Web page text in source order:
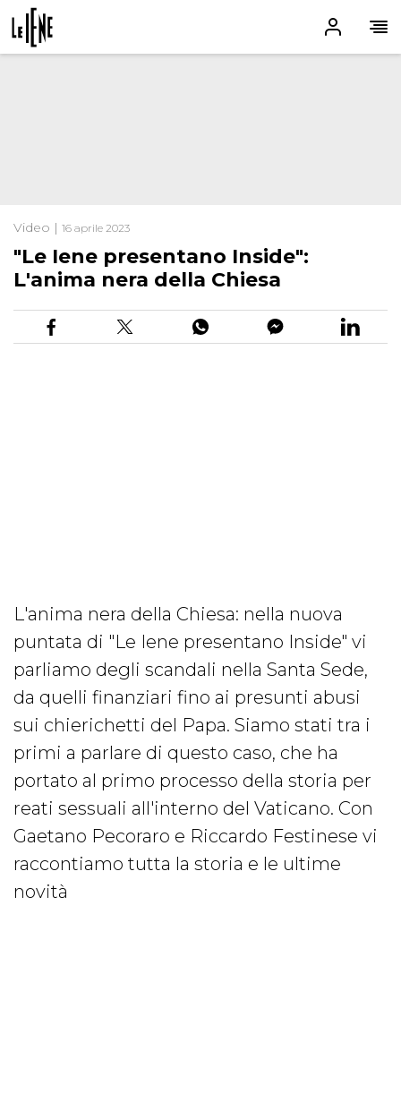
Video | 16 aprile 2023
"Le Iene presentano Inside":
L'anima nera della Chiesa
L'anima nera della Chiesa: nella nuova
puntata di "Le Iene presentano Inside" vi
parliamo degli scandali nella Santa Sede,
da quelli finanziari fino ai presunti abusi
sui chierichetti del Papa. Siamo stati tra i
primi a parlare di questo caso, che ha
portato al primo processo della storia per
reati sessuali all'interno del Vaticano. Con
Gaetano Pecoraro e Riccardo Festinese vi
raccontiamo tutta la storia e le ultime
novità